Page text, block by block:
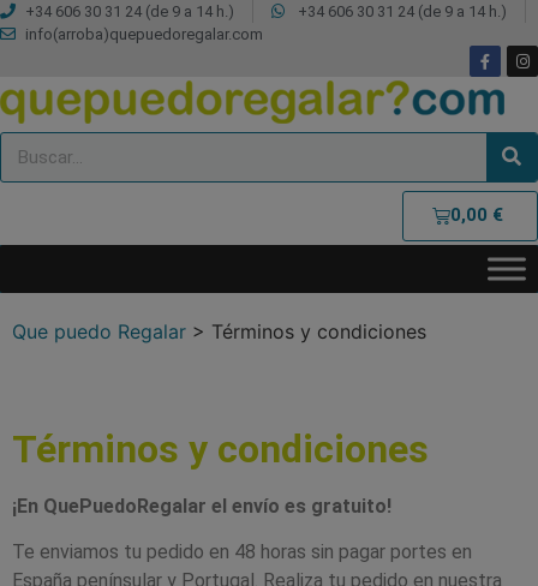
+34 606 30 31 24 (de 9 a 14 h.)
+34 606 30 31 24 (de 9 a 14 h.)
info(arroba)quepuedoregalar.com
0,00 €
Que puedo Regalar > Términos y condiciones
Términos y condiciones
¡En QuePuedoRegalar el envío es gratuito!
Te enviamos tu pedido en 48 horas sin pagar portes en
España penínsular y Portugal. Realiza tu pedido en nuestra